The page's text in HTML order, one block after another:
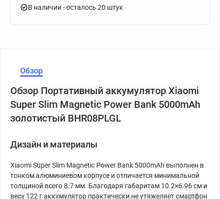
В наличии - осталось 20 штук
Обзор
Обзор Портативный аккумулятор Xiaomi
Super Slim Magnetic Power Bank 5000mAh
золотистый BHR08PLGL
Дизайн и материалы
Xiaomi Super Slim Magnetic Power Bank 5000mAh выполнен в
тонком алюминиевом корпусе и отличается минимальной
толщиной всего 8.7 мм. Благодаря габаритам 10.2×6.96 см и
весу 122 г аккумулятор практически не утяжеляет смартфон